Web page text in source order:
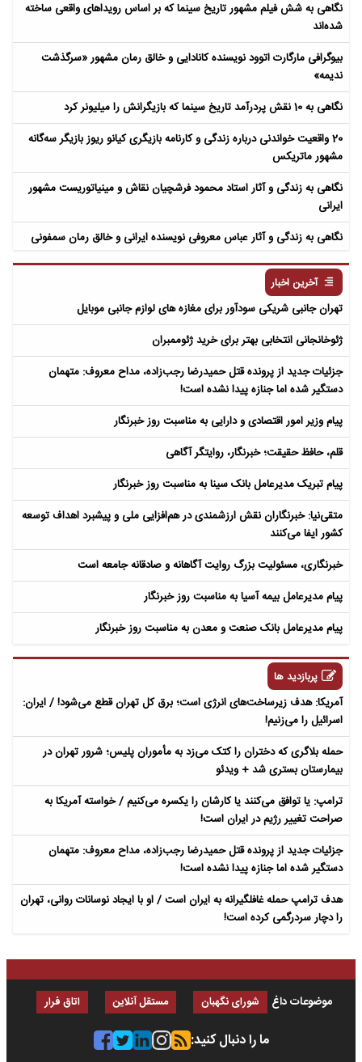
نگاهی به شش فیلم مشهور تاریخ سینما که بر اساس رویداهای واقعی ساخته
شده‌اند
بیوگرافی مارگارت اتوود نویسنده کانادایی و خالق رمان مشهور «سرگذشت
ندیمه»
نگاهی به 10 نقش پردرآمد تاریخ سینما که بازیگرانش را میلیونر کرد
20 واقعیت خواندنی درباره زندگی و کارنامه بازیگری کیانو ریوز بازیگر سه‌گانه
مشهور ماتریکس
نگاهی به زندگی و آثار استاد محمود فرشچیان نقاش و مینیاتوریست مشهور
ایرانی
نگاهی به زندگی و آثار عباس معروفی نویسنده ایرانی و خالق رمان سمفونی
آخرین اخبار
تهران جانبی شریکی سودآور برای مغازه های لوازم جانبی موبایل
ژئوخانجانی انتخابی بهتر برای خرید ژئوممبران
جزئیات جدید از پرونده قتل حمیدرضا رجب‌زاده، مداح معروف: متهمان
دستگیر شده اما جنازه پیدا نشده است!
پیام وزیر امور اقتصادی و دارایی به مناسبت روز خبرنگار
قلم، حافظ حقیقت؛ خبرنگار، روایتگر آگاهی
پیام تبریک مدیرعامل بانک سینا به مناسبت روز خبرنگار
متقی‌نیا: خبرنگاران نقش ارزشمندی در هم‌افزایی ملی و پیشبرد اهداف توسعه
کشور ایفا می‌کنند
خبرنگاری، مسئولیت بزرگ روایت آگاهانه و صادقانه جامعه است
پیام مدیرعامل بیمه آسیا به مناسبت روز خبرنگار
پیام مدیرعامل بانک صنعت و معدن به مناسبت روز خبرنگار
پربازدید ها
آمریکا: هدف زیرساخت‌های انرژی است؛ برق کل تهران قطع می‌شود! / ایران:
اسرائیل را می‌زنیم!
حمله بلاگری که دختران را کتک می‌زد به مأموران پلیس؛ شرور تهران در
بیمارستان بستری شد + ویدئو
ترامپ: یا توافق می‌کنند یا کارشان را یکسره می‌کنیم / خواسته آمریکا به
صراحت تغییر رژیم در ایران است!
جزئیات جدید از پرونده قتل حمیدرضا رجب‌زاده، مداح معروف: متهمان
دستگیر شده اما جنازه پیدا نشده است!
هدف ترامپ حمله غافلگیرانه به ایران است / او با ایجاد نوسانات روانی، تهران
را دچار سردرگمی کرده است!
موضوعات داغ شورای نگهبان مستقل آنلاین اتاق فرار
ما را دنبال کنید: